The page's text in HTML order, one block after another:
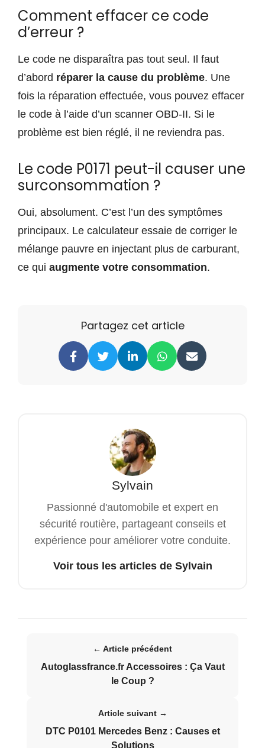
Comment effacer ce code
d’erreur ?
Le code ne disparaîtra pas tout seul. Il faut
d’abord réparer la cause du problème. Une
fois la réparation effectuée, vous pouvez effacer
le code à l’aide d’un scanner OBD-II. Si le
problème est bien réglé, il ne reviendra pas.
Le code P0171 peut-il causer une
surconsommation ?
Oui, absolument. C’est l’un des symptômes
principaux. Le calculateur essaie de corriger le
mélange pauvre en injectant plus de carburant,
ce qui augmente votre consommation.
Partagez cet article
Sylvain
Passionné d'automobile et expert en
sécurité routière, partageant conseils et
expérience pour améliorer votre conduite.
Voir tous les articles de Sylvain
← Article précédent
Autoglassfrance.fr Accessoires : Ça Vaut
le Coup ?
Article suivant →
DTC P0101 Mercedes Benz : Causes et
Solutions